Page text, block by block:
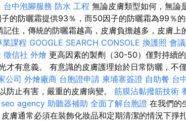
台中泡腳服務 防水 工程 無論皮膚類型如何，無論
的防曬霜提供93％，而50因子的防曬霜為99％的
記住，傳統的防曬霜越高，皮膚負擔越多，皮膚上
業課程 GOOGLE SEARCH CONSOLE 換護照 會
徵信社 外燴 更高因素的製劑（30-50）僅對持續
才有意義。 有意識的皮膚護理始於日常防曬，不
公司 外燴廠商 台胞證申請 柬埔寨簽證 自助餐 台
防止有害，嚴重的皮膚病變。 筋膜沾黏撥筋技術
seo agency 助聽器補助 全面了解台胞證 在我們的
膚通常必須在裝飾化妝品和定期清潔的情況下掙